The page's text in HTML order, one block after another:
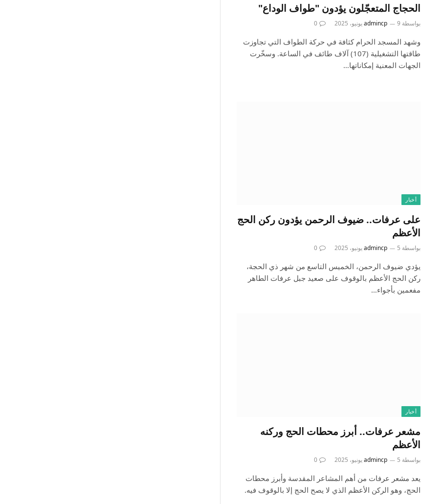
الحجاج المتعجّلون يؤدون "طواف الوداع"
بواسطة admincp 9 يونيو، 2025 0
وشهد المسجد الحرام كثافة في حركة الطواف التي تجاوزت
طاقتها التشغيلية (107) آلاف طائف في الساعة. وسخّرت
الجهات المعنية إمكاناتها…
أخبار
على عرفات.. ضيوف الرحمن يؤدون ركن الحج
الأعظم
بواسطة admincp 5 يونيو، 2025 0
يؤدي ضيوف الرحمن، الخميس التاسع من شهر ذي الحجة،
ركن الحج الأعظم بالوقوف على صعيد جبل عرفات الطاهر
مفعمين بأجواء…
أخبار
مشعر عرفات.. أبرز محطات الحج وركنه
الأعظم
بواسطة admincp 5 يونيو، 2025 0
يعد مشعر عرفات من أهم المشاعر المقدسة وأبرز محطات
الحج، وهو الركن الأعظم الذي لا يصح الحج إلا بالوقوف فيه.